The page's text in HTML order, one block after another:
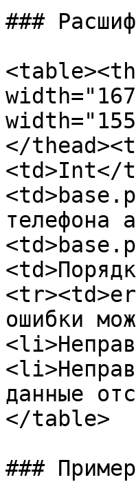
###
</
<td>Int</
телефона
ошибки
данные
</table>
###